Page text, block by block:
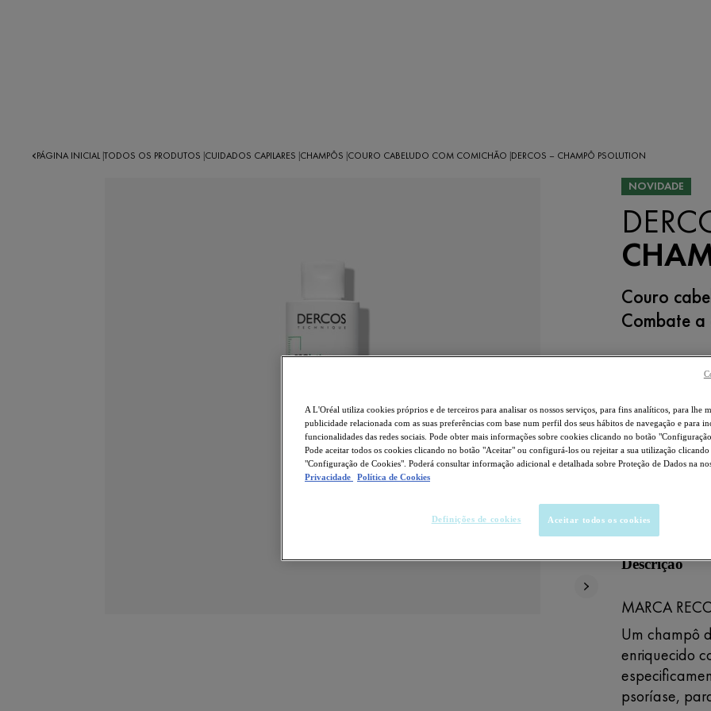
PÁGINA INICIAL TODOS OS PRODUTOS CUIDADOS CAPILARES CHAMPÔS COURO CABELUDO COM COMICHÃO DERCOS – CHAMPÔ PSOLUTION
NOVIDADE
Couro
Combate
Selected size
Descrição
MARCA
Um champô
enriquecido
psoríase,
A L'Oréal utiliza cookies próprios e de terceiros para analisar os nossos serviços, para fins analíticos, para lhe
publicidade relacionada com as suas preferências com base num perfil dos seus hábitos de navegação e para
funcionalidades das redes sociais. Pode obter mais informações sobre cookies clicando no botão
Pode aceitar todos os cookies clicando no botão "Aceitar" ou configurá-los ou rejeitar a sua utilização clicando
"Configuração de Cookies". Poderá consultar informação adicional e detalhada sobre Proteção de Dados na
Privacidade
Política de Cookies
Definições de cookies Aceitar todos os cookies